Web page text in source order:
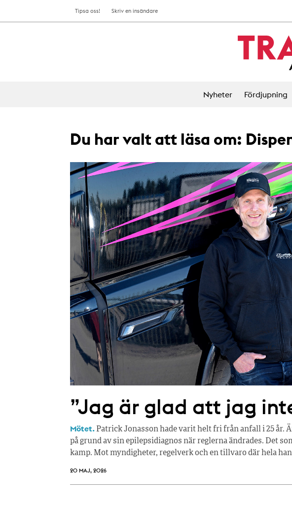
Tipsa oss! Skriv en insändare
Nyheter Fördjupning
Du har valt att läsa om:
”Jag är glad att jag
Mötet. Patrick Jonasson hade varit helt fri från anfall i 25 år.
på grund av sin epilepsidiagnos när reglerna ändrades. Det
kamp. Mot myndigheter, regelverk och en tillvaro där hela
20 MAJ, 2026